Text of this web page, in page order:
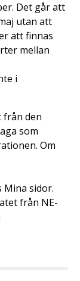
Det går att
utan att
att finnas
mellan
i
från den
som
Om
sidor.
från NE-